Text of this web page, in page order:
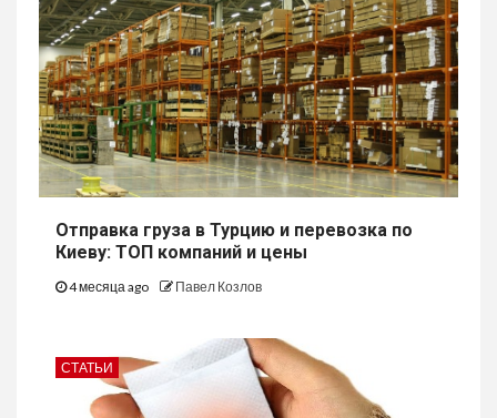
Отправка груза в Турцию и перевозка по
Киеву: ТОП компаний и цены
4 месяца ago Павел Козлов
СТАТЬИ